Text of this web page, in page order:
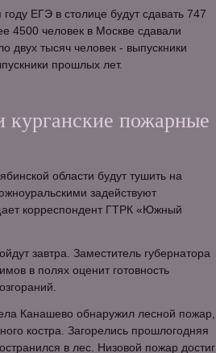
ЕГЭ в столице будут сдавать 747
4500 человек в Москве сдавали
двух тысяч человек - выпускники
прошлых лет.
пожарные
области будут тушить на
задействуют
корреспондент ГТРК «Южный
завтра. Заместитель губернатора
в полях оценит готовность
Канашево обнаружил лесной пожар,
костра. Загорелись прошлогодняя
в лес. Низовой пожар достиг